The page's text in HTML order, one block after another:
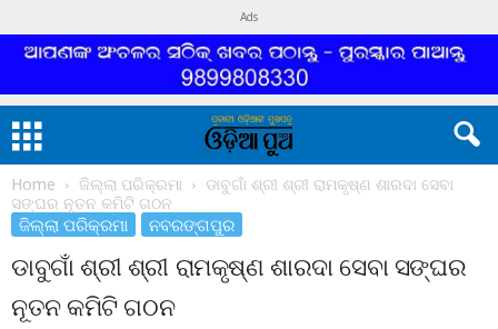
Ads
Home ଜିଲ୍ଲା ପରିକ୍ରମା
ଡାବୁଗାଁ ଶ୍ରୀ ଶ୍ରୀ ରାମକୃଷ୍ଣ ଶାରଦା ସେବା
ସଙ୍ଘର ନୂତନ କମିଟି ଗଠନ
ଜିଲ୍ଲା ପରିକ୍ରମା ନବରଙ୍ଗପୁର
ଡାବୁଗାଁ ଶ୍ରୀ ଶ୍ରୀ ରାମକୃଷ୍ଣ ଶାରଦା ସେବା ସଙ୍ଘର
ନୂତନ କମିଟି ଗଠନ